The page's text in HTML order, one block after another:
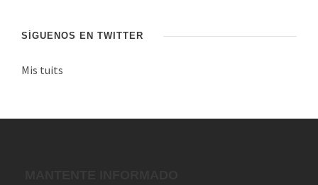
c
r
SÍGUENOS EN TWITTER
Mis tuits